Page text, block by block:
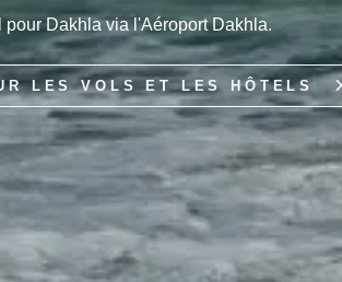
Dakhla via l'Aéroport Dakhla.
LES VOLS ET LES HÔTELS